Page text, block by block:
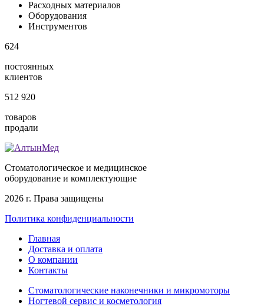
Расходных материалов
Оборудования
Инструментов
624
постоянных
клиентов
512 920
товаров
продали
Стоматологическое и медицинское
оборудование и комплектующие
2026 г. Права защищены
Политика конфиденциальности
Главная
Доставка и оплата
О компании
Контакты
Стоматологические наконечники и микромоторы
Ногтевой сервис и косметология